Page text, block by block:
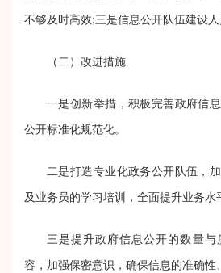
不够及时高效;三是信息公开队伍建设人
（二）改进措施
一是创新举措，积极完善政府信
公开标准化规范化。
二是打造专业化政务公开队伍，
及业务员的学习培训，全面提升业务水
三是提升政府信息公开的数量与
容，加强保密意识，确保信息的准确性